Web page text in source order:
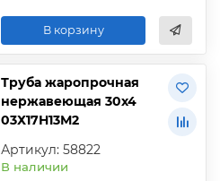
В корзину
Труба жаропрочная
нержавеющая 30х4
03Х17Н13М2
Артикул: 58822
В наличии